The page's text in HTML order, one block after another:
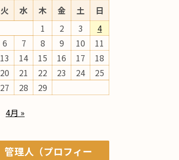
火 水 木 金 土
日
1
2 3
4
6 7 8 9 10
11
13 14 15 16 17
18
20 21 22 23 24
25
27 28 29
4月 »
管理人（プロフィー